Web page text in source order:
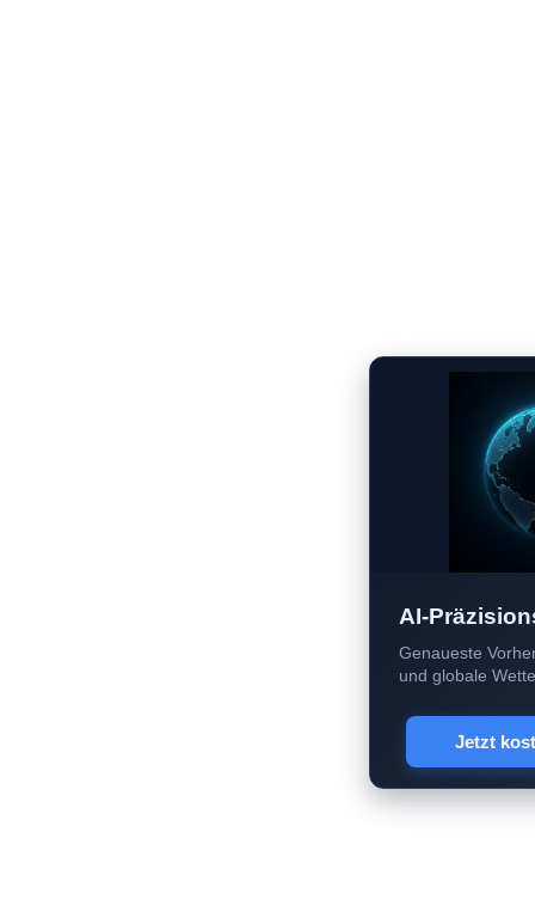
AI-
Genaueste
und globale
Jetzt